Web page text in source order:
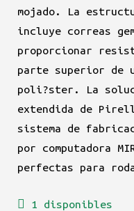
mojado. La
incluye correas
proporcionar
parte superior de
poli?ster. La
extendida de
sistema de
por computadora
perfectas para
1 disponibles